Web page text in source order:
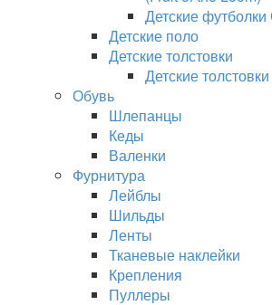
Детские
Детские поло
Детские толстовки
Детские
Обувь
Шлепанцы
Кеды
Валенки
Фурнитура
Лейблы
Шильды
Ленты
Тканевые наклейки
Крепления
Пуллеры